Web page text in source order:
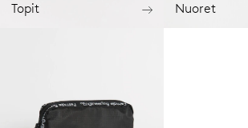
Topit Nuoret